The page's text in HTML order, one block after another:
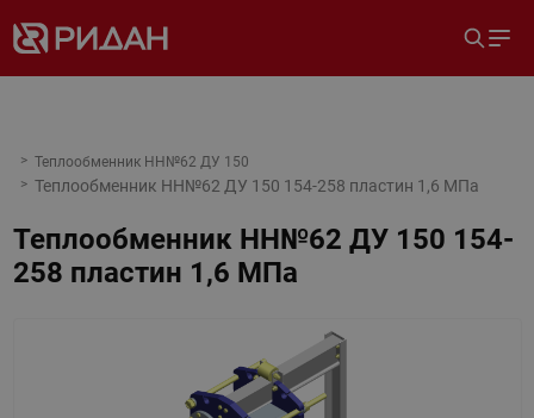
Теплообменник НН№62 ДУ 150
Теплообменник НН№62 ДУ 150 154-258 пластин 1,6 МПа
Теплообменник НН№62 ДУ 150 154-
258 пластин 1,6 МПа